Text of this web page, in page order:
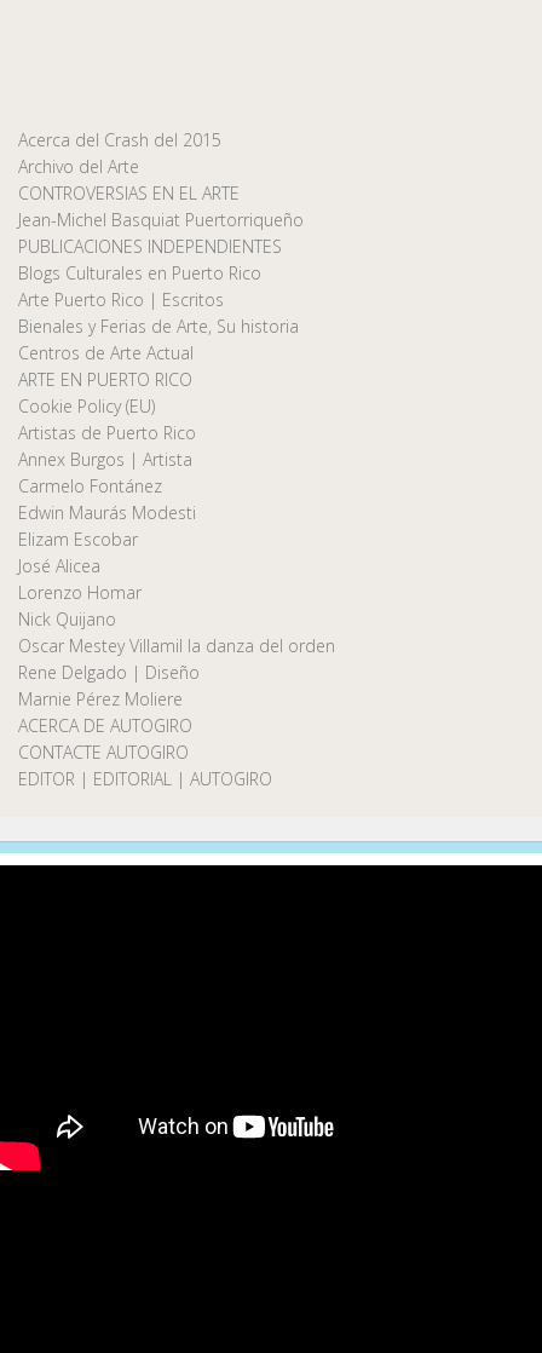
Acerca del Crash del 2015
Archivo del Arte
CONTROVERSIAS EN EL ARTE
Jean-Michel Basquiat Puertorriqueño
PUBLICACIONES INDEPENDIENTES
Blogs Culturales en Puerto Rico
Arte Puerto Rico | Escritos
Bienales y Ferias de Arte, Su historia
Centros de Arte Actual
ARTE EN PUERTO RICO
Cookie Policy (EU)
Artistas de Puerto Rico
Annex Burgos | Artista
Carmelo Fontánez
Edwin Maurás Modesti
Elizam Escobar
José Alicea
Lorenzo Homar
Nick Quijano
Oscar Mestey Villamil la danza del orden
Rene Delgado | Diseño
Marnie Pérez Moliere
ACERCA DE AUTOGIRO
CONTACTE AUTOGIRO
EDITOR | EDITORIAL | AUTOGIRO